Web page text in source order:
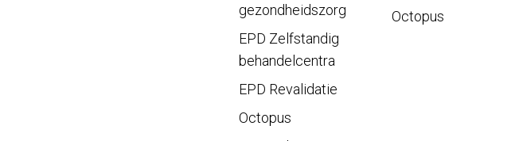
gezondheidszorg
EPD Zelfstandig
behandelcentra
EPD Revalidatie
Octopus
Octopus